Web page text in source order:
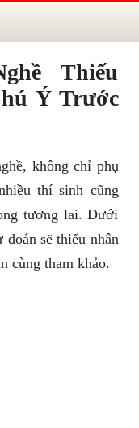
Thiếu
Ý Trước
không chỉ phụ
thí sinh cũng
tương lai. Dưới
đoán sẽ thiếu nhân
cùng tham khảo.